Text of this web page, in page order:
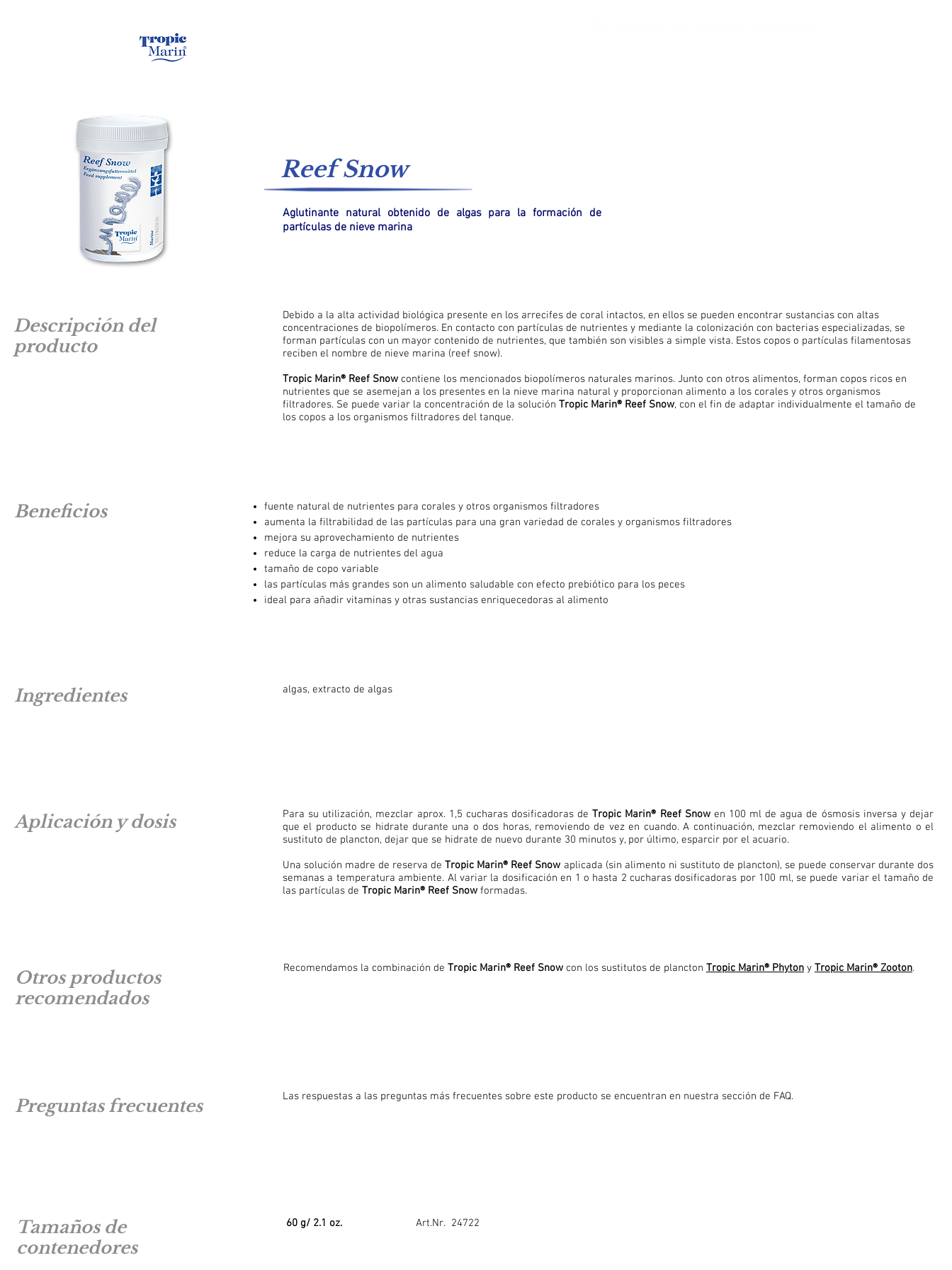
Reef Snow
Aglutinante natural obtenido de algas para la formación de
partículas de nieve marina
Descripción del
producto
Debido a la alta actividad biológica presente en los arrecifes de coral intactos, en ellos se pueden encontrar sustancias con altas
concentraciones de biopolímeros. En contacto con partículas de nutrientes y mediante la colonización con bacterias especializadas, se
forman partículas con un mayor contenido de nutrientes, que también son visibles a simple vista. Estos copos o partículas filamentosas
reciben el nombre de nieve marina (reef snow).
Tropic Marin® Reef Snow contiene los mencionados biopolímeros naturales marinos. Junto con otros alimentos, forman copos ricos en
nutrientes que se asemejan a los presentes en la nieve marina natural y proporcionan alimento a los corales y otros organismos
filtradores. Se puede variar la concentración de la solución Tropic Marin® Reef Snow, con el fin de adaptar individualmente el tamaño de
los copos a los organismos filtradores del tanque.
Beneficios
fuente natural de nutrientes para corales y otros organismos filtradores
aumenta la filtrabilidad de las partículas para una gran variedad de corales y organismos filtradores
mejora su aprovechamiento de nutrientes
reduce la carga de nutrientes del agua
tamaño de copo variable
las partículas más grandes son un alimento saludable con efecto prebiótico para los peces
ideal para añadir vitaminas y otras sustancias enriquecedoras al alimento
Ingredientes algas, extracto de algas
Aplicación y dosis Para su utilización, mezclar aprox. 1,5 cucharas dosificadoras de Tropic Marin® Reef Snowen 100 ml de agua de ósmosis inversa y dejar
que el producto se hidrate durante una o dos horas, removiendo de vez en cuando. A continuación, mezclar removiendo el alimento o el
sustituto de plancton, dejar que se hidrate de nuevo durante 30 minutos y, por último, esparcir por el acuario.
Una solución madre de reserva deTropic Marin® Reef Snow aplicada (sin alimento ni sustituto de plancton), se puede conservar durante dos
semanas a temperatura ambiente. Al variar la dosificación en 1 o hasta 2 cucharas dosificadoras por 100 ml, se puede variar el tamaño de
las partículas de Tropic Marin® Reef Snow formadas.
Recomendamos la combinación de Tropic Marin® Reef Snow con los sustitutos de plancton Tropic Marin® Phyton y Tropic Marin® Zooton.
Otros productos
recomendados
Las respuestas a las preguntas más frecuentes sobre este producto se encuentran en nuestra sección de FAQ.
Preguntas frecuentes
Tamaños de
contenedores
60 g/ 2.1 oz. Art.Nr. 24722